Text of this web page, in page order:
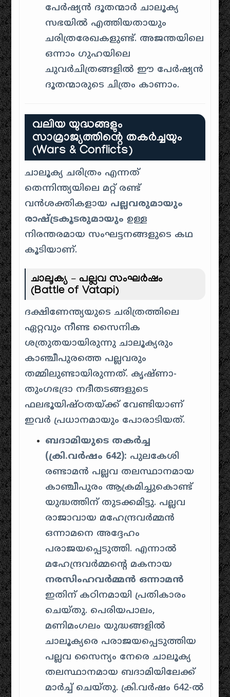
പേർഷ്യൻ ദൂതന്മാർ ചാലൂക്യ
സഭയിൽ എത്തിയതായും
ചരിത്രരേഖകളുണ്ട്. അജന്തയിലെ
ഒന്നാം ഗുഹയിലെ
ചുവർചിത്രങ്ങളിൽ ഈ പേർഷ്യൻ
ദൂതന്മാരുടെ ചിത്രം കാണാം.
വലിയ യുദ്ധങ്ങളും
സാമ്രാജ്യത്തിന്റെ തകർച്ചയും
(Wars & Conflicts)
ചാലൂക്യ ചരിത്രം എന്നത്
തെന്നിന്ത്യയിലെ മറ്റ് രണ്ട്
വൻശക്തികളായ പല്ലവരുമായും
രാഷ്ട്രകൂടരുമായും ഉള്ള
നിരന്തരമായ സംഘട്ടനങ്ങളുടെ കഥ
കൂടിയാണ്.
ചാലൂക്യ – പല്ലവ സംഘർഷം
(Battle of Vatapi)
ദക്ഷിണേന്ത്യയുടെ ചരിത്രത്തിലെ
ഏറ്റവും നീണ്ട സൈനിക
ശത്രുതയായിരുന്നു ചാലൂക്യരും
കാഞ്ചീപുരത്തെ പല്ലവരും
തമ്മിലുണ്ടായിരുന്നത്. കൃഷ്ണാ-
തുംഗഭദ്രാ നദീതടങ്ങളുടെ
ഫലഭൂയിഷ്ഠതയ്ക്ക് വേണ്ടിയാണ്
ഇവർ പ്രധാനമായും പോരാടിയത്.
ബദാമിയുടെ തകർച്ച
(ക്രി.വർഷം 642): പുലകേശി
രണ്ടാമൻ പല്ലവ തലസ്ഥാനമായ
കാഞ്ചീപുരം ആക്രമിച്ചുകൊണ്ട്
യുദ്ധത്തിന് തുടക്കമിട്ടു. പല്ലവ
രാജാവായ മഹേന്ദ്രവർമ്മൻ
ഒന്നാമനെ അദ്ദേഹം
പരാജയപ്പെടുത്തി. എന്നാൽ
മഹേന്ദ്രവർമ്മന്റെ മകനായ
നരസിംഹവർമ്മൻ ഒന്നാമൻ
ഇതിന് കഠിനമായി പ്രതികാരം
ചെയ്തു. പെരിയപാലം,
മണിമംഗലം യുദ്ധങ്ങളിൽ
ചാലൂക്യരെ പരാജയപ്പെടുത്തിയ
പല്ലവ സൈന്യം നേരെ ചാലൂക്യ
തലസ്ഥാനമായ ബദാമിയിലേക്ക്
മാർച്ച് ചെയ്തു. ക്രി.വർഷം 642-ൽ